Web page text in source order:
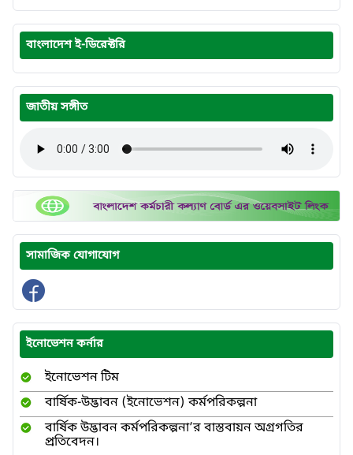
বাংলাদেশ ই-ডিরেক্টরি
জাতীয় সঙ্গীত
সামাজিক যোগাযোগ
ইনোভেশন কর্নার
ইনোভেশন টিম
বার্ষিক-উদ্ভাবন (ইনোভেশন) কর্মপরিকল্পনা
বার্ষিক উদ্ভাবন কর্মপরিকল্পনা’র বাস্তবায়ন অগ্রগতির
প্রতিবেদন।